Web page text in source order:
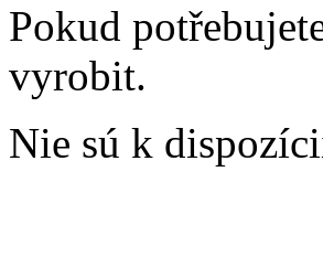
Pokud
vyrobit.
Nie sú k